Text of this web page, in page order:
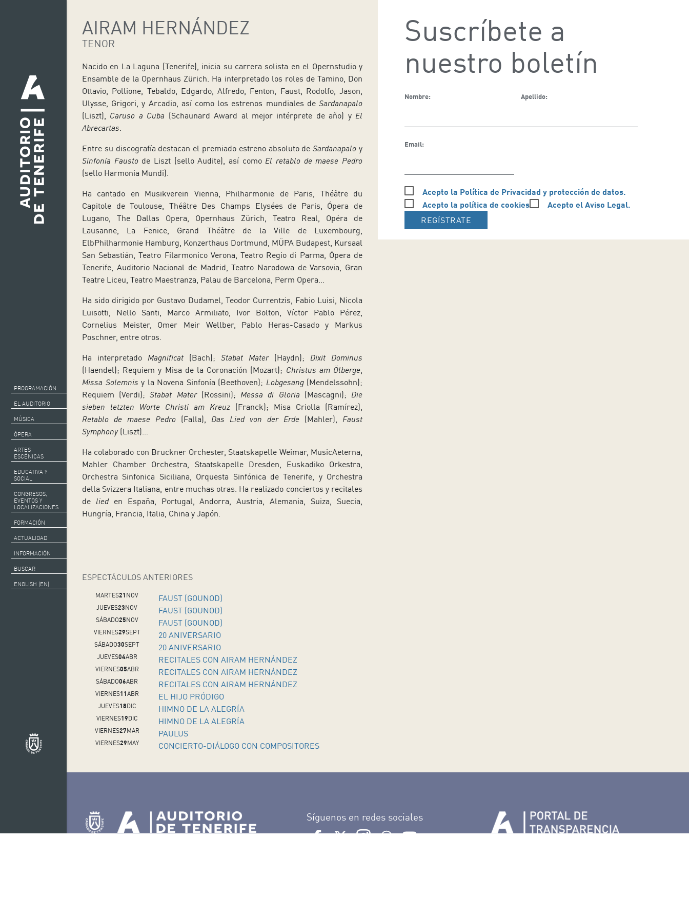
PROGRAMACIÓN
EL AUDITORIO
MÚSICA
ÓPERA
ARTES
ESCÉNICAS
EDUCATIVA Y
SOCIAL
CONGRESOS,
EVENTOS Y
LOCALIZACIONES
FORMACIÓN
ACTUALIDAD
INFORMACIÓN
BUSCAR
ENGLISH (EN)
AIRAM HERNÁNDEZ
TENOR
Nacido en La Laguna (Tenerife), inicia su carrera solista en el Opernstudio y
Ensamble de la Opernhaus Zürich. Ha interpretado los roles de Tamino, Don
Ottavio, Pollione, Tebaldo, Edgardo, Alfredo, Fenton, Faust, Rodolfo, Jason,
Ulysse, Grigori, y Arcadio, así como los estrenos mundiales de Sardanapalo
(Liszt), Caruso a Cuba (Schaunard Award al mejor intérprete de año) yEl
Abrecartas.
Entre su discografía destacan el premiado estreno absoluto deSardanapalo y
Sinfonía Faustode Liszt (sello Audite), así comoEl retablo de maese Pedro
(sello Harmonia Mundi).
Ha cantado en Musikverein Vienna, Philharmonie de Paris, Théâtre du
Capitole de Toulouse, Théâtre Des Champs Elysées de Paris, Ópera de
Lugano, The Dallas Opera, Opernhaus Zürich, Teatro Real, Opéra de
Lausanne, La Fenice, Grand Théâtre de la Ville de Luxembourg,
ElbPhilharmonie Hamburg, Konzerthaus Dortmund, MÜPA Budapest, Kursaal
San Sebastián, Teatro Filarmonico Verona, Teatro Regio di Parma, Ópera de
Tenerife, Auditorio Nacional de Madrid, Teatro Narodowa de Varsovia, Gran
Teatre Liceu, Teatro Maestranza, Palau de Barcelona, Perm Opera…
Ha sido dirigido por Gustavo Dudamel, Teodor Currentzis, Fabio Luisi, Nicola
Luisotti, Nello Santi, Marco Armiliato, Ivor Bolton, Víctor Pablo Pérez,
Cornelius Meister, Omer Meir Wellber, Pablo Heras-Casado y Markus
Poschner, entre otros.
Ha interpretado Magnificat (Bach); Stabat Mater(Haydn); Dixit Dominus
(Haendel); Requiem y Misa de la Coronación (Mozart); Christus am Ölberge,
Missa Solemnis y la Novena Sinfonía (Beethoven); Lobgesang(Mendelssohn);
Requiem (Verdi);Stabat Mater(Rossini);Messa di Gloria (Mascagni);Die
sieben letzten Worte Christi am Kreuz (Franck); Misa Criolla (Ramírez),
Retablo de maese Pedro (Falla), Das Lied von der Erde (Mahler), Faust
Symphony(Liszt)…
Ha colaborado con Bruckner Orchester, Staatskapelle Weimar, MusicAeterna,
Mahler Chamber Orchestra, Staatskapelle Dresden, Euskadiko Orkestra,
Orchestra Sinfonica Siciliana, Orquesta Sinfónica de Tenerife, y Orchestra
della Svizzera Italiana, entre muchas otras. Ha realizado conciertos y recitales
de lieden España, Portugal, Andorra, Austria, Alemania, Suiza, Suecia,
Hungría, Francia, Italia, China y Japón.
ESPECTÁCULOS ANTERIORES
MARTES21 NOV FAUST (GOUNOD)
JUEVES23NOV FAUST (GOUNOD)
SÁBADO25NOV FAUST (GOUNOD)
VIERNES29SEPT 20 ANIVERSARIO
SÁBADO30SEPT 20 ANIVERSARIO
JUEVES04ABR RECITALES CON AIRAM HERNÁNDEZ
VIERNES05ABR RECITALES CON AIRAM HERNÁNDEZ
SÁBADO06ABR RECITALES CON AIRAM HERNÁNDEZ
VIERNES11ABR EL HIJO PRÓDIGO
JUEVES18DIC HIMNO DE LA ALEGRÍA
VIERNES19DIC HIMNO DE LA ALEGRÍA
VIERNES27MAR PAULUS
VIERNES29MAY CONCIERTO-DIÁLOGO CON COMPOSITORES
Suscríbete a
nuestro boletín
Nombre: Apellido:
Email:
Acepto la Política de Privacidad y protección de datos.
Acepto la política de cookies
Acepto el Aviso Legal.
REGÍSTRATE
Síguenos en redes sociales
Ir a perfil de Auditorio de Tenerife en Facebook
Ir a perfil de Auditorio de Tenerife en Twitter
Ir a perfil de Auditorio de Tenerife en Instagram
Ir al Boletín Whatsapp de Auditorio de Tenerife
Ir al perfil de Auditorio de Tenerife en Youtube